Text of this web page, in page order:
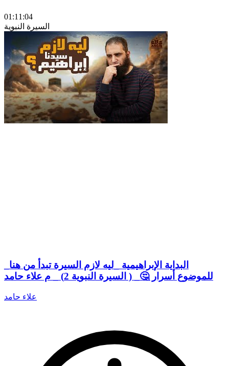
01:11:04
السيرة النبوية
البداية الإبراهيمية _ليه لازم السيرة تبدأ من هنا_
للموضوع أسرار 🤔_ ( السيرة النبوية 2) _ م علاء حامد
علاء حامد